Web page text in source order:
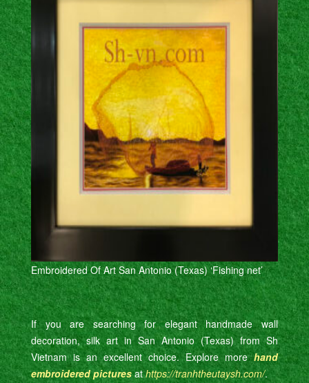
Embroidered Of Art San Antonio (Texas) ‘Fishing net’
If you are searching for elegant handmade wall
decoration, silk art in San Antonio (Texas) from Sh
Vietnam is an excellent choice. Explore morehand
embroidered picturesathttps://tranhtheutaysh.com/.